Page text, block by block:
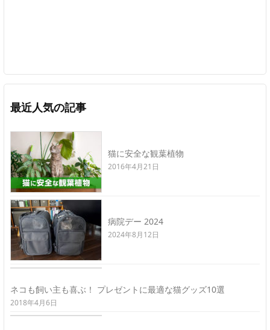
最近人気の記事
猫に安全な観葉植物
2016年4月21日
病院デー 2024
2024年8月12日
ネコも飼い主も喜ぶ！ プレゼントに最適な猫グッズ10選
2018年4月6日